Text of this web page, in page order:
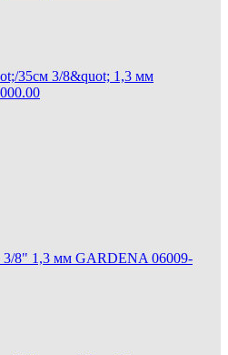
8" 1,3 мм GARDENA 06009-